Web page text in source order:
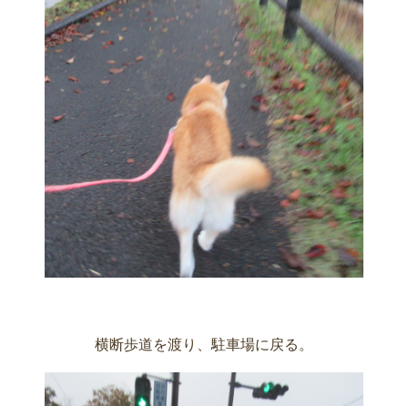
横断歩道を渡り、駐車場に戻る。